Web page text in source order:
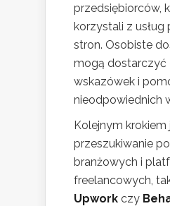
przedsiębiorców,
korzystali z
stron. Osobiste
mogą dostarczyć
wskazówek i
nieodpowiednich
Kolejnym krokiem
przeszukiwanie
branżowych i
freelancowych,
Upwork czy